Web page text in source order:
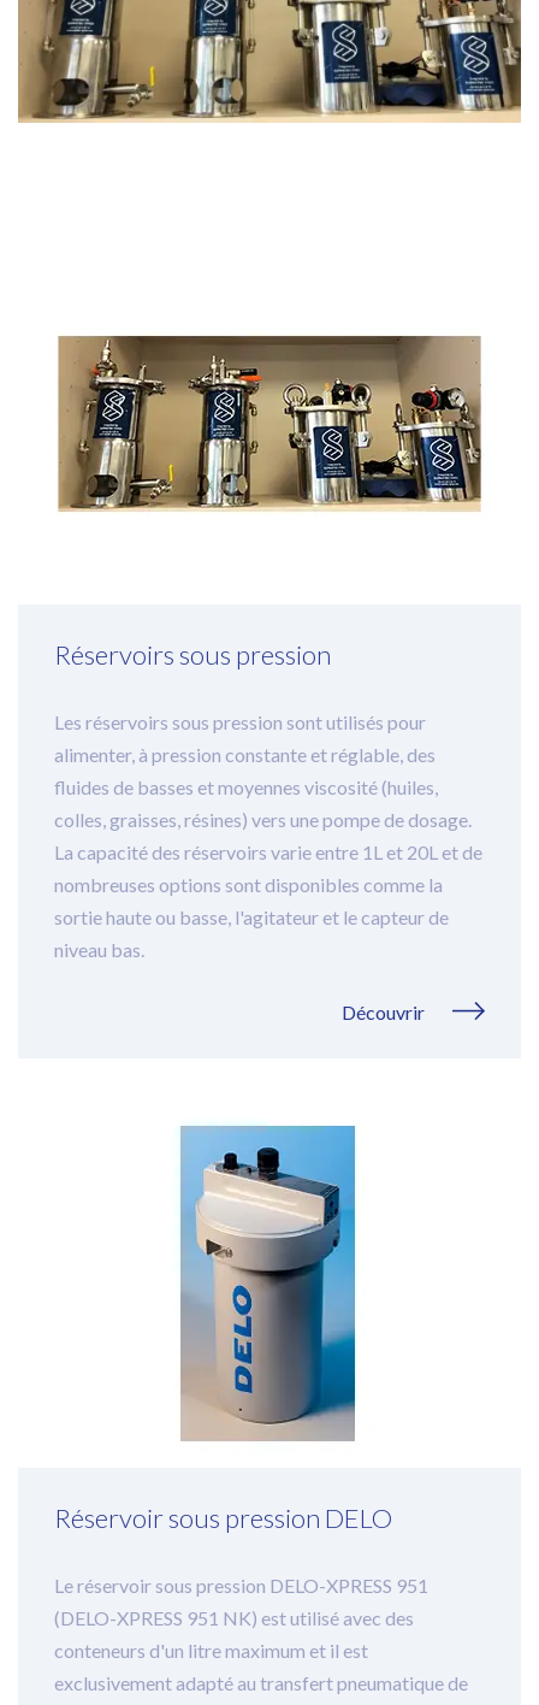
Actualités
NOUS CONTACTER
Colles, résines et silicones
Systèmes de dosage
Systèmes de vidange
Consommables et accessoires
Sur-mesure
Réservoirs sous pression
Les réservoirs sous pression sont utilisés pour
alimenter, à pression constante et réglable, des
fluides de basses et moyennes viscosité (huiles,
colles, graisses, résines) vers une pompe de dosage.
La capacité des réservoirs varie entre 1L et 20L et de
nombreuses options sont disponibles comme la
sortie haute ou basse, l'agitateur et le capteur de
niveau bas.
Découvrir
Réservoir sous pression DELO
Le réservoir sous pression DELO-XPRESS 951
(DELO-XPRESS 951 NK) est utilisé avec des
conteneurs d'un litre maximum et il est
exclusivement adapté au transfert pneumatique de